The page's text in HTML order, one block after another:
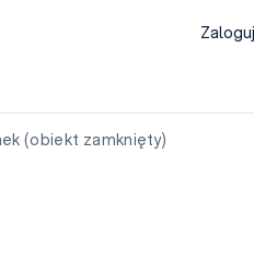
(obiekt zamknięty)